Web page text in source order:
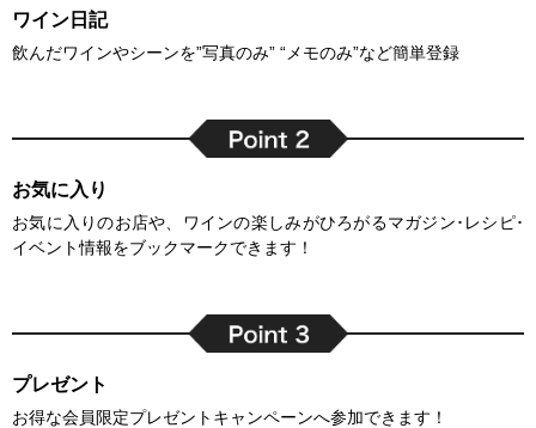
ワイン日記
飲んだワインやシーンを”写真のみ” “メモのみ”など簡単登録
お気に入り
お気に入りのお店や、ワインの楽しみがひろがるマガジン･レシピ･
イベント情報をブックマークできます！
プレゼント
お得な会員限定プレゼントキャンペーンへ参加できます！